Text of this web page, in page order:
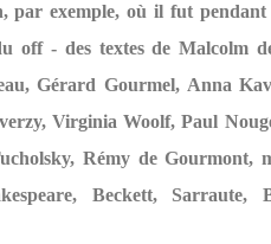
par exemple, où il fut pendant
off - des textes de Malcolm
Gérard Gourmel, Anna
Virginia Woolf, Paul
Rémy de Gourmont,
Beckett, Sarraute,